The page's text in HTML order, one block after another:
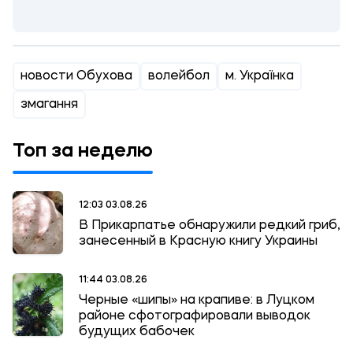
новости Обухова волейбол м. Українка
змагання
Топ за неделю
12:03 03.08.26
В Прикарпатье обнаружили редкий гриб,
занесенный в Красную книгу Украины
11:44 03.08.26
Черные «шипы» на крапиве: в Луцком
районе сфотографировали выводок
будущих бабочек